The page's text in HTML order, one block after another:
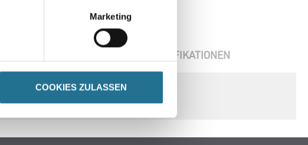
Marketing
COOKIES ZULASSEN
SPEZIFIKATIONEN